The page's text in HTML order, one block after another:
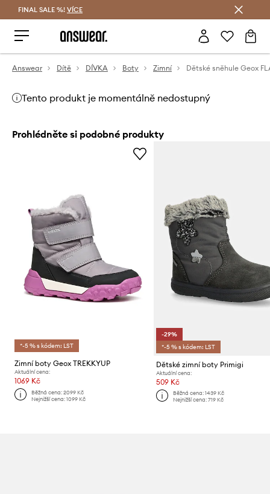
FINAL SALE %! VÍCE
Answear Dítě DÍVKA Boty Zimní
Tento produkt je momentálně nedostupný
Prohlédněte si podobné produkty
*-5 % s kódem: LST
Zimní boty Geox TREKKYUP
Aktuální cena:
1069 Kč
Běžná cena:2099 Kč
Nejnižší cena:1099 Kč
-29%
*-5 % s kódem: LST
Dětské zimní boty Primigi
Aktuální cena:
509 Kč
Běžná cena: 1439 Kč
Nejnižší cena: 719 Kč